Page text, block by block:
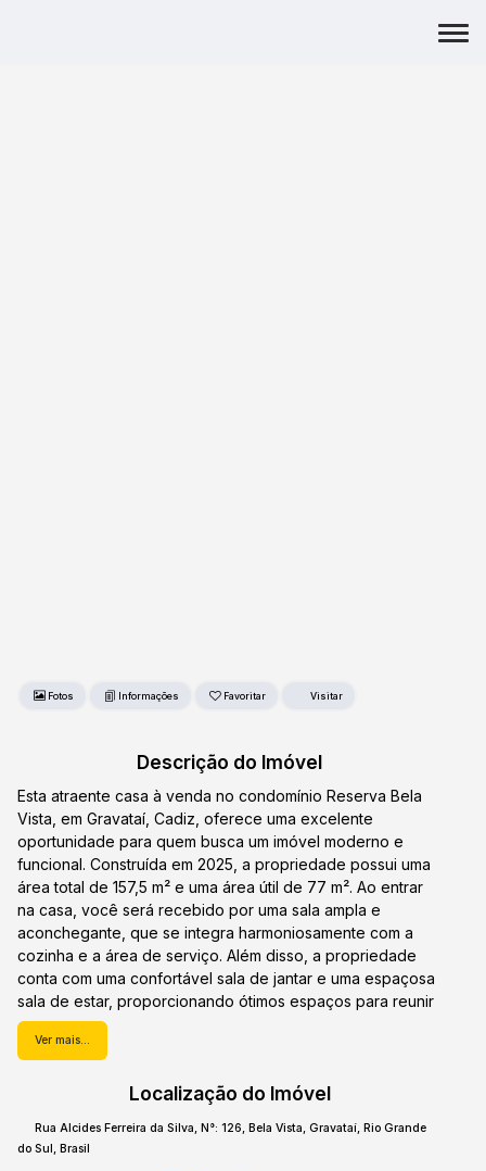
Fotos Favoritar
Descrição do Imóvel
Esta atraente casa à venda no condomínio Reserva Bela
Vista, em Gravataí, Cadiz, oferece uma excelente
oportunidade para quem busca um imóvel moderno e
funcional. Construída em 2025, a propriedade possui uma
área total de 157,5 m² e uma área útil de 77 m². Ao entrar
na casa, você será recebido por uma sala ampla e
aconchegante, que se integra harmoniosamente com a
cozinha e a área de serviço. Além disso, a propriedade
conta com uma confortável sala de jantar e uma espaçosa
sala de estar, proporcionando ótimos espaços para reunir
familiares e amigos. O imóvel possui 3 quartos, sendo 1
suíte, garantindo privacidade e conforto para todos os
porcelanato, garagem descoberta e uma ótima distribuição
perfeita combinação de design moderno, praticidade e
conforto, oferecendo um estilo de vida privilegiado em um
Ver mais...
Localização do Imóvel
Rua Alcides Ferreira da Silva,N°: 126,Bela Vista,Gravataí,Rio Grande
do Sul, Brasil